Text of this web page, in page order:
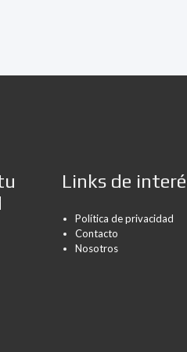
Links de
Política de privacidad
Contacto
Nosotros